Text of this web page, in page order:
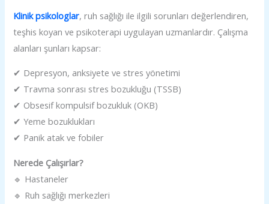
Klinik psikologlar, ruh sağlığı ile ilgili sorunları değerlendiren,
teşhis koyan ve psikoterapi uygulayan uzmanlardır. Çalışma
alanları şunları kapsar:
✔ Depresyon, anksiyete ve stres yönetimi
✔ Travma sonrası stres bozukluğu (TSSB)
✔ Obsesif kompulsif bozukluk (OKB)
✔ Yeme bozuklukları
✔ Panik atak ve fobiler
Nerede Çalışırlar?
🔹 Hastaneler
🔹 Ruh sağlığı merkezleri